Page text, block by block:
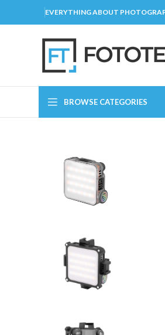
EVERYTHING ABOUT
BROWSE CATEGORIES